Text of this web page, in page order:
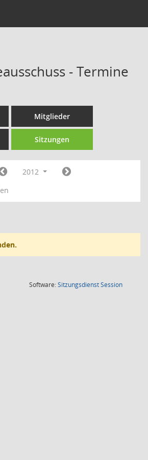
- Termine
Mitglieder
Sitzungen
2012
Software:SitzungsdienstSession(Wird in